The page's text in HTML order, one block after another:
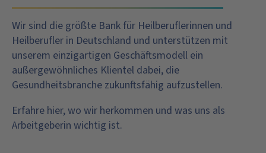
Wir sind die größte Bank für Heilberuflerinnen und
Heilberufler in Deutschland und unterstützen mit
unserem einzigartigen Geschäftsmodell ein
außergewöhnliches Klientel dabei, die
Gesundheitsbranche zukunftsfähig aufzustellen.
Erfahre hier, wo wir herkommen und was uns als
Arbeitgeberin wichtig ist.